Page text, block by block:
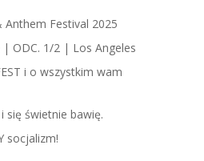
Anthem Festival 2025
| ODC. 1/2 | Los Angeles
i o wszystkim wam
się świetnie bawię.
socjalizm!